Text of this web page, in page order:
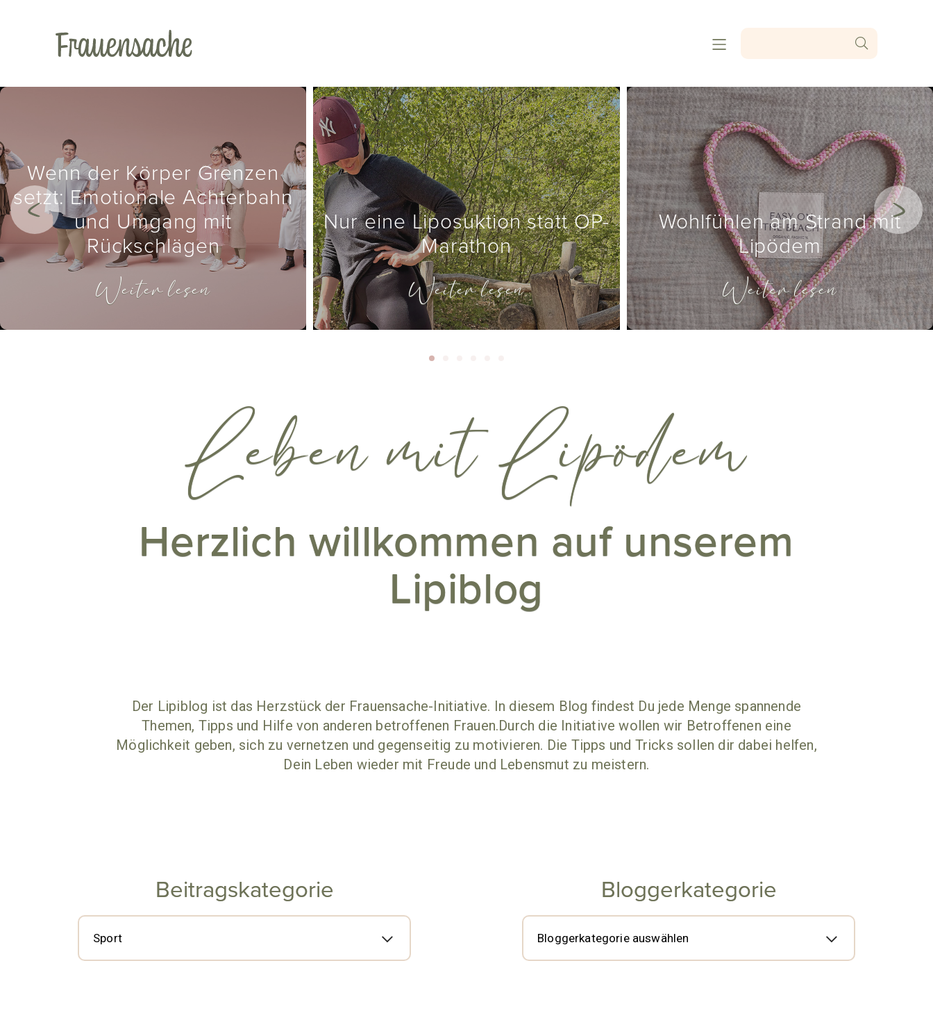
Wenn der Körper Grenzen
setzt: Emotionale Achterbahn
und Umgang mit
Rückschlägen
Weiter lesen
Nur eine Liposuktion statt OP-
Marathon
Weiter lesen
Wohlfühlen am Strand mit
Lipödem
Weiter lesen
Leben mit Lipödem
Herzlich willkommen auf unserem
Lipiblog
Der Lipiblog ist das Herzstück der Frauensache-Initiative. In diesem Blog findest Du jede Menge spannende
Themen, Tipps und Hilfe von anderen betroffenen Frauen.Durch die Initiative wollen wir Betroffenen eine
Möglichkeit geben, sich zu vernetzen und gegenseitig zu motivieren. Die Tipps und Tricks sollen dir dabei helfen,
Dein Leben wieder mit Freude und Lebensmut zu meistern.
Beitragskategorie Bloggerkategorie